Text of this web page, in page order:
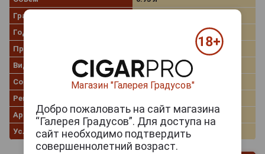
Градус
Год производства
Производитель
Вид вина
Белое сухое
Сорт винограда
Шардоне
Регион
Артикул
49782
Условия продаж
Только самовывоз
Магазин "Галерея Градусов"
Добро пожаловать на сайт магазина
“Галерея Градусов”. Для доступа на
сайт необходимо подтвердить
совершеннолетний возраст.